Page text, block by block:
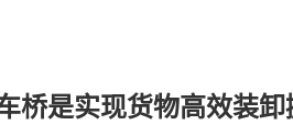
桥是实现货物高效装